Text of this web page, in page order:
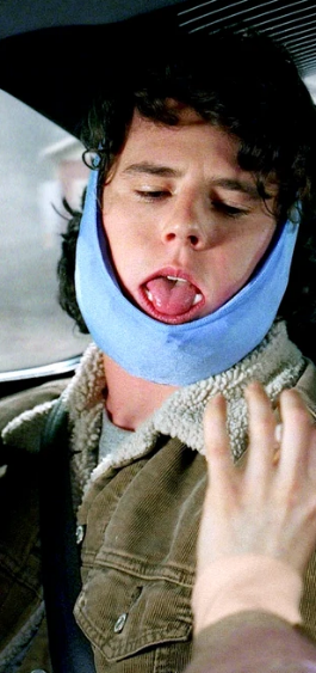
13:08
Frankiequiere volver a
que estar en casa
recuperarse tras la
aprovecha que es el
para intentar establecer
mientras están de vuelta.